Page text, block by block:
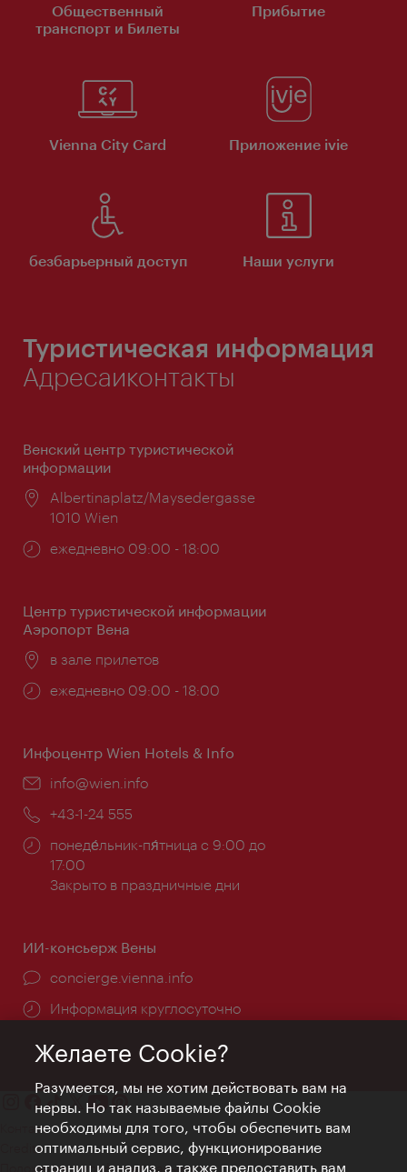
Общественный
транспорт и Билеты
Прибытие
Vienna City Card Приложение ivie
безбарьерный доступ Наши услуги
Туристическая информация
Адресаиконтакты
Венский центр туристической
информации
Расположение:
Albertinaplatz/Maysedergasse
1010 Wien
Часы
ежедневно 09:00 - 18:00
Центр туристической информации
Аэропорт Вена
Расположение:
в зале прилетов
Часы
ежедневно 09:00 - 18:00
Инфоцентр Wien Hotels & Info
Эл.
info@wien.info
Телефон:
+43-1-24 555
Часы
работы:
понеде́льник-пя́тница с 9:00 до
17:00
Закрыто в праздничные дни
ИИ-консьерж Вены
concierge.vienna.info
Информация круглосуточно
Контакт
Credits
Положение о конфиденциальности
Желаете Cookie?
Разумеется, мы не хотим действовать вам на
нервы. Но так называемые файлы Cookie
необходимы для того, чтобы обеспечить вам
оптимальный сервис, функционирование
страниц и анализ, а также предоставить вам